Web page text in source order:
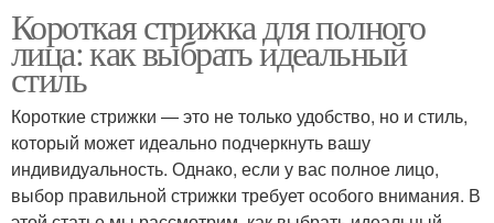
Короткая стрижка для полного
лица: как выбрать идеальный
стиль
Короткие стрижки — это не только удобство, но и стиль,
который может идеально подчеркнуть вашу
индивидуальность. Однако, если у вас полное лицо,
выбор правильной стрижки требует особого внимания. В